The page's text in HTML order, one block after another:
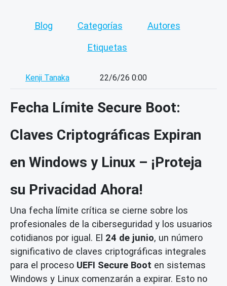
Blog Categorías Autores
Etiquetas
Kenji Tanaka 22/6/26 0:00
Fecha Límite Secure Boot:
Claves Criptográficas Expiran
en Windows y Linux – ¡Proteja
su Privacidad Ahora!
Una fecha límite crítica se cierne sobre los
profesionales de la ciberseguridad y los usuarios
cotidianos por igual. El 24 de junio, un número
significativo de claves criptográficas integrales
para el proceso UEFI Secure Boot en sistemas
Windows y Linux comenzarán a expirar. Esto no